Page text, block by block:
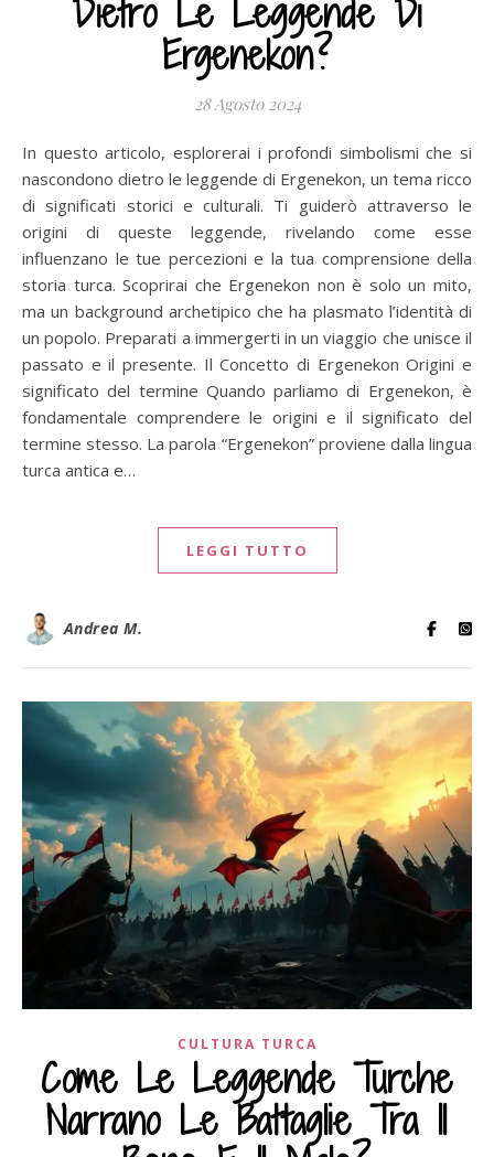
Dietro Le Leggende Di
Ergenekon?
28 Agosto 2024
In questo articolo, esplorerai i profondi simbolismi che si
nascondono dietro le leggende di Ergenekon, un tema ricco
di significati storici e culturali. Ti guiderò attraverso le
origini di queste leggende, rivelando come esse
influenzano le tue percezioni e la tua comprensione della
storia turca. Scoprirai che Ergenekon non è solo un mito,
ma un background archetipico che ha plasmato l’identità di
un popolo. Preparati a immergerti in un viaggio che unisce il
passato e il presente. Il Concetto di Ergenekon Origini e
significato del termine Quando parliamo di Ergenekon, è
fondamentale comprendere le origini e il significato del
termine stesso. La parola “Ergenekon” proviene dalla lingua
turca antica e…
LEGGI TUTTO
Andrea M.
CULTURA TURCA
Come Le Leggende Turche
Narrano Le Battaglie Tra Il